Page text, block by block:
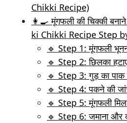
Chikki Recipe)
👩‍🍳 मूंगफली की चिक्की
ki Chikki Recipe Step
🔹 Step 1: मूंगफली
🔹 Step 2: छिलका
🔹 Step 3: गुड़ का पाक
🔹 Step 4: पकने की
🔹 Step 5: मूंगफली
🔹 Step 6: जमाना और